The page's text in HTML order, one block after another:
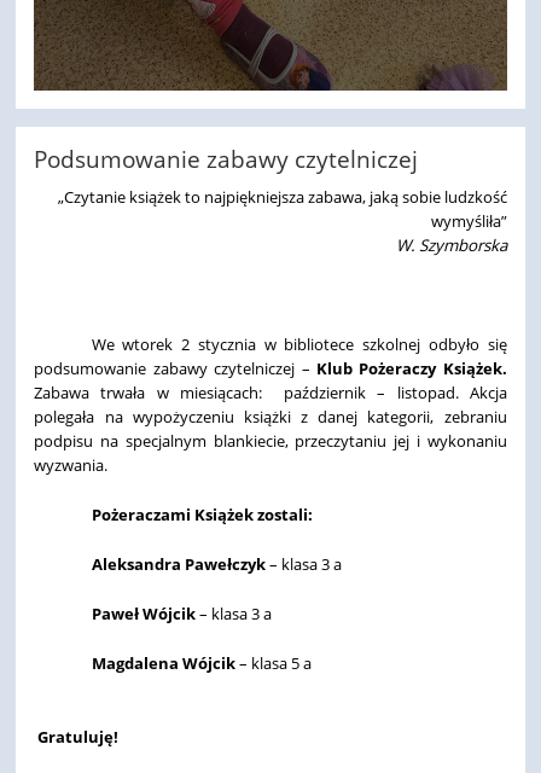
Podsumowanie zabawy czytelniczej
„Czytanie książek to najpiękniejsza zabawa, jaką sobie ludzkość
wymyśliła”
W. Szymborska
We wtorek 2 stycznia w bibliotece szkolnej odbyło się
podsumowanie zabawy czytelniczej – Klub Pożeraczy Książek.
Zabawa trwała w miesiącach: październik – listopad. Akcja
polegała na wypożyczeniu książki z danej kategorii, zebraniu
podpisu na specjalnym blankiecie, przeczytaniu jej i wykonaniu
wyzwania.
Pożeraczami Książek zostali:
Aleksandra Pawełczyk– klasa 3 a
Paweł Wójcik– klasa 3 a
Magdalena Wójcik– klasa 5 a
Gratuluję!